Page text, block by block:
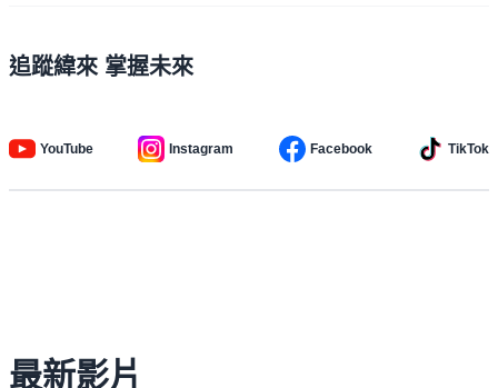
追蹤緯來 掌握未來
YouTube Instagram Facebook TikTok
最新影片